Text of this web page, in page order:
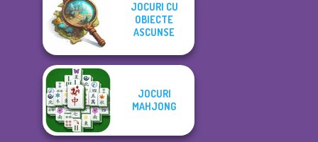
JOCURI CU
OBIECTE
ASCUNSE
JOCURI
MAHJONG